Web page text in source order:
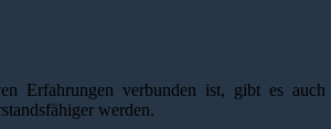
Erfahrungen verbunden ist, gibt es
werden.